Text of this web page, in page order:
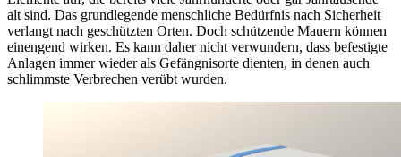
alt sind. Das grundlegende menschliche Bedürfnis nach Sicherheit
verlangt nach geschützten Orten. Doch schützende Mauern können
einengend wirken. Es kann daher nicht verwundern, dass befestigte
Anlagen immer wieder als Gefängnisorte dienten, in denen auch
schlimmste Verbrechen verübt wurden.